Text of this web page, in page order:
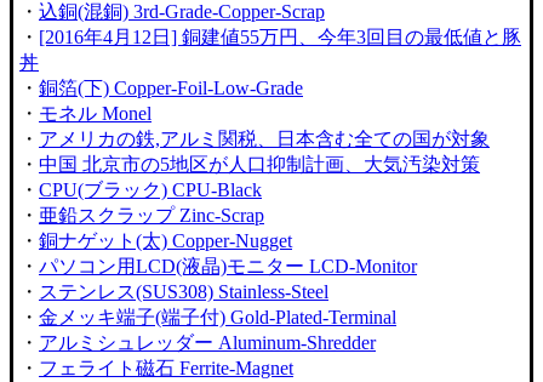
・ 込銅(混銅) 3rd-Grade-Copper-Scrap
・ [2016年4月12日] 銅建値55万円、今年3回目の最低値と豚
丼
・ 銅箔(下) Copper-Foil-Low-Grade
・ モネル Monel
・ アメリカの鉄,アルミ関税、日本含む全ての国が対象
・ 中国 北京市の5地区が人口抑制計画、大気汚染対策
・ CPU(ブラック) CPU-Black
・ 亜鉛スクラップ Zinc-Scrap
・ 銅ナゲット(太) Copper-Nugget
・ パソコン用LCD(液晶)モニター LCD-Monitor
・ ステンレス(SUS308) Stainless-Steel
・ 金メッキ端子(端子付) Gold-Plated-Terminal
・ アルミシュレッダー Aluminum-Shredder
・ フェライト磁石 Ferrite-Magnet